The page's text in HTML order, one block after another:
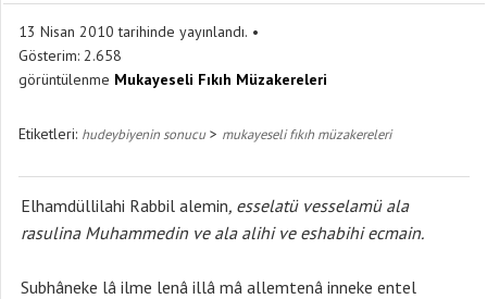
13 Nisan 2010 tarihinde yayınlandı.
Gösterim: 2.658
görüntülenme Mukayeseli Fıkıh Müzakereleri
Etiketleri: hudeybiyenin sonucu> mukayeseli fıkıh müzakereleri
Elhamdüllilahi Rabbil alemin, esselatü vesselamü ala
rasulina Muhammedin ve ala alihi ve eshabihi ecmain.
Subhâneke lâ ilme lenâ illâ mâ allemtenâ inneke entel